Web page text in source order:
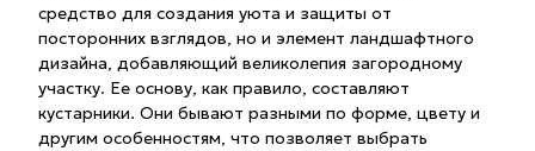
средство для создания уюта и защиты от
посторонних взглядов, но и элемент ландшафтного
дизайна, добавляющий великолепия загородному
участку. Ее основу, как правило, составляют
кустарники. Они бывают разными по форме, цвету и
другим особенностям, что позволяет выбрать